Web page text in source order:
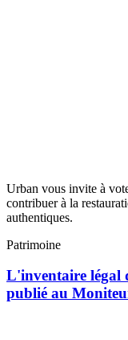
Urban vous invite à
contribuer à la
authentiques.
Patrimoine
L'inventaire légal
publié au